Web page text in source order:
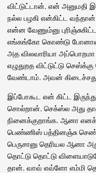
விட்டுட்டான். என்
நல்ல பழகி என்கிட்ட
என்ன வேணும்னு
எங்கங்கோ கொண்டு
அத விலவாரியா
எழுதுறத விட்டுட்டு
வேண்டாம். அவன்
இப்போகூட என் கிட்ட
சொல்றான். செக்ஸ்ல அது
நினைக்குறாங்க. ஆனா
பெண்ணிஸ் பத்தினஞ்சு
பெருசானு தெரியல ஆனா
தொட்டு தொட்டு
தான். வாவ் எவ்ளோ எம்மி